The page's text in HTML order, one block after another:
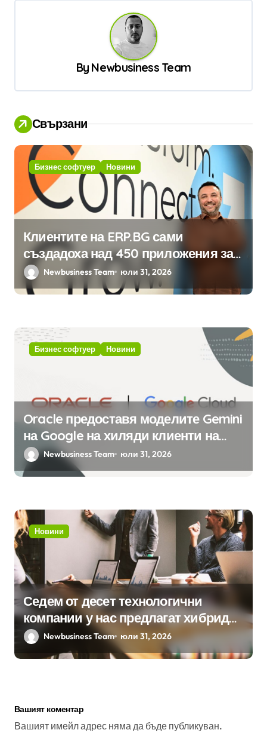
By Newbusiness Team
Свързани
Бизнес софтуер Новини
Клиентите на ERP.BG сами
създадоха над 450 приложения за
ERP системата с помощта на
вградения в нея изкуствен
Newbusiness Team юли 31, 2026
Бизнес софтуер Новини
Oracle предоставя моделите Gemini
на Google на хиляди клиенти на
бизнес приложения
Newbusiness Team юли 31, 2026
Новини
Седем от десет технологични
компании у нас предлагат хибридна
работаNewbusiness Team юли 31, 2026
Вашият коментар
Вашият имейл адрес няма да бъде публикуван.